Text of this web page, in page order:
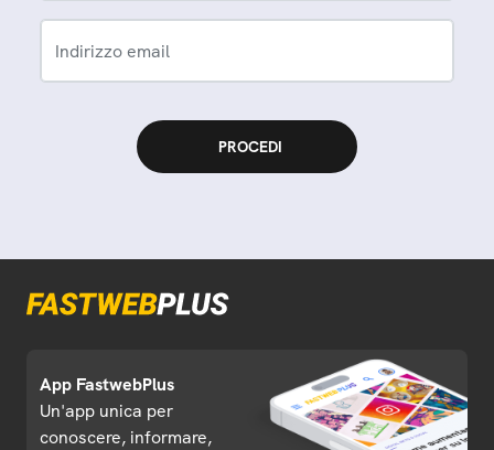
Indirizzo email
App FastwebPlus
Un'app unica per
conoscere, informare,